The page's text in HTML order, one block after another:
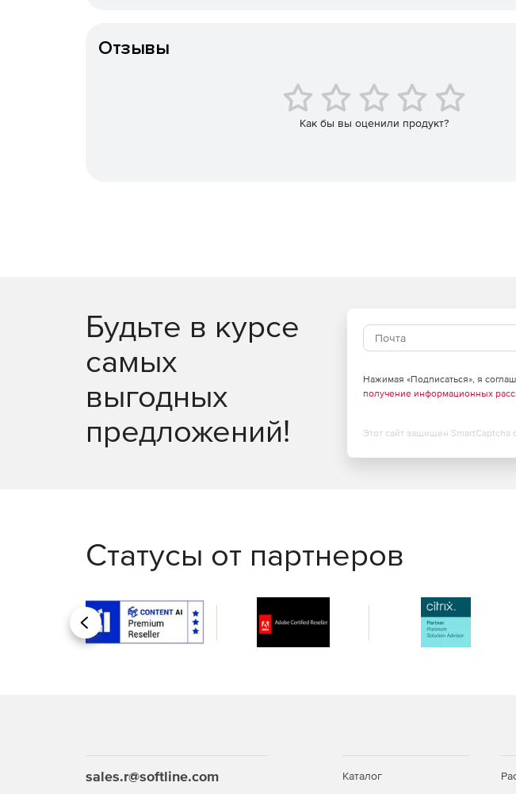
Отзывы
Как бы вы оценили продукт?
Будьте в курсе
самых
выгодных
предложений!
Нажимая «Подписаться», я
получение информационных
Этот сайт защищен SmartCaptcha
Статусы от партнеров
Назад
sales.r@softline.com Каталог